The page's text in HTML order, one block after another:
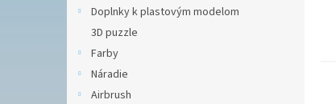
Doplnky k plastovým modelom
3D puzzle
Farby
Náradie
Airbrush